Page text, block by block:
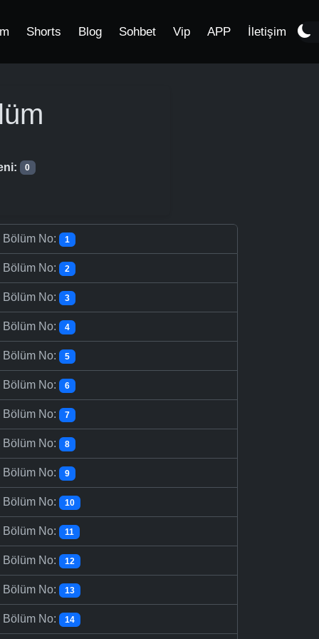
Shorts Blog Sohbet Vip APP İletişim
0
Bölüm No: 1
Bölüm No: 2
Bölüm No: 3
Bölüm No: 4
Bölüm No: 5
Bölüm No: 6
Bölüm No: 7
Bölüm No: 8
Bölüm No: 9
Bölüm No: 10
Bölüm No: 11
Bölüm No: 12
Bölüm No: 13
Bölüm No: 14